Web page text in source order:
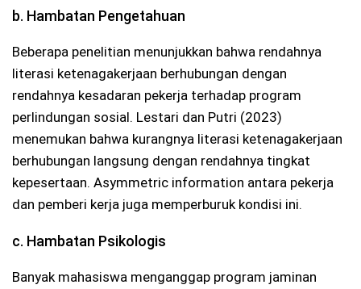
b. Hambatan Pengetahuan
Beberapa penelitian menunjukkan bahwa rendahnya
literasi ketenagakerjaan berhubungan dengan
rendahnya kesadaran pekerja terhadap program
perlindungan sosial. Lestari dan Putri (2023)
menemukan bahwa kurangnya literasi ketenagakerjaan
berhubungan langsung dengan rendahnya tingkat
kepesertaan. Asymmetric information antara pekerja
dan pemberi kerja juga memperburuk kondisi ini.
c. Hambatan Psikologis
Banyak mahasiswa menganggap program jaminan